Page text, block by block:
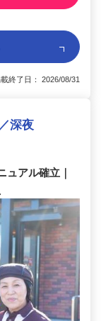
終了日： 2026/08/31
深夜
ュアル確立｜